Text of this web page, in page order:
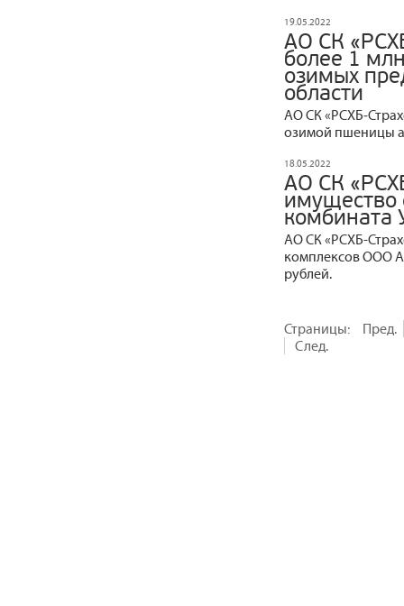
19.05.2022
АО СК
более 1
озимых
области
АО СК
озимой пшеницы
18.05.2022
АО СК
имущество
комбината
АО СК «РСХБ-
комплексов ООО
рублей.
Страницы:
Пред.
След.